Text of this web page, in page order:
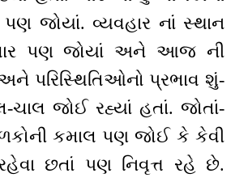
પણ જોયાં. વ્યવહાર નાં સ્થાન
પણ જોયાં અને આજ ની
પરિસ્થિતિઓનો પ્રભાવ શું-
જોઈ રહ્યાં હતાં. જોતાં-
કમાલ પણ જોઈ કે કેવી
રહેવા છતાં પણ નિવૃત્ત રહે છે.